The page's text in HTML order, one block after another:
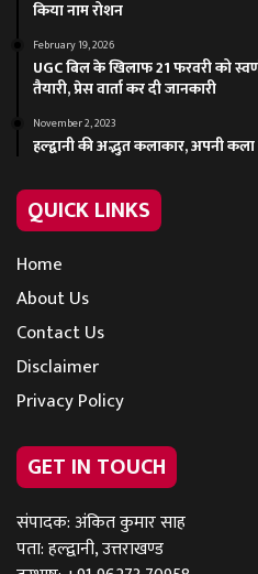
किया नाम रोशन
February 19, 2026
UGC बिल के खिलाफ 21 फरवरी को
तैयारी, प्रेस वार्ता कर दी जानकारी
November 2, 2023
हल्द्वानी की अद्भुत कलाकार, अपनी कला
QUICK LINKS
Home
About Us
Contact Us
Disclaimer
Privacy Policy
GET IN TOUCH
संपादक: अंकित कुमार साह
पता: हल्द्वानी, उत्तराखण्ड